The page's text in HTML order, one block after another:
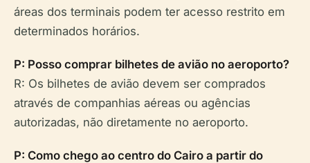
áreas dos terminais podem ter acesso restrito em
determinados horários.
P: Posso comprar bilhetes de avião no aeroporto?
R: Os bilhetes de avião devem ser comprados
através de companhias aéreas ou agências
autorizadas, não diretamente no aeroporto.
P: Como chego ao centro do Cairo a partir do